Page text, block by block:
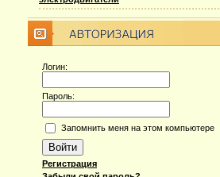
Логин:
Пароль:
Запомнить меня на этом компьютере
Регистрация